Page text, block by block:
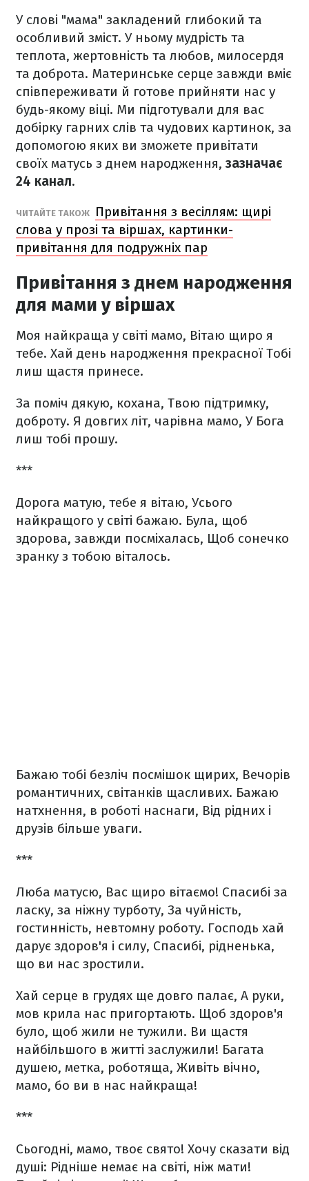
У слові "мама" закладений глибокий та
особливий зміст. У ньому мудрість та
теплота, жертовність та любов, милосердя
та доброта. Материнське серце завжди вміє
співпереживати й готове прийняти нас у
будь-якому віці. Ми підготували для вас
добірку гарних слів та чудових картинок, за
допомогою яких ви зможете привітати
своїх матусь з днем народження, зазначає
24 канал.
ЧИТАЙТЕ ТАКОЖ
Привітання з весіллям: щирі
слова у прозі та віршах, картинки-
привітання для подружніх пар
Привітання з днем народження
для мами у віршах
Моя найкраща у світі мамо, Вітаю щиро я
тебе. Хай день народження прекрасної Тобі
лиш щастя принесе.
За поміч дякую, кохана, Твою підтримку,
доброту. Я довгих літ, чарівна мамо, У Бога
лиш тобі прошу.
***
Дорога матую, тебе я вітаю, Усього
найкращого у світі бажаю. Була, щоб
здорова, завжди посміхалась, Щоб сонечко
зранку з тобою віталось.
Бажаю тобі безліч посмішок щирих, Вечорів
романтичних, світанків щасливих. Бажаю
натхнення, в роботі наснаги, Від рідних і
друзів більше уваги.
***
Люба матусю, Вас щиро вітаємо! Спасибі за
ласку, за ніжну турботу, За чуйність,
гостинність, невтомну роботу. Господь хай
дарує здоров'я і силу, Спасибі, рідненька,
що ви нас зростили.
Хай серце в грудях ще довго палає, А руки,
мов крила нас пригортають. Щоб здоров'я
було, щоб жили не тужили. Ви щастя
найбільшого в житті заслужили! Багата
душею, метка, роботяща, Живіть вічно,
мамо, бо ви в нас найкраща!
***
Сьогодні, мамо, твоє свято! Хочу сказати від
душі: Рідніше немає на світі, ніж мати!